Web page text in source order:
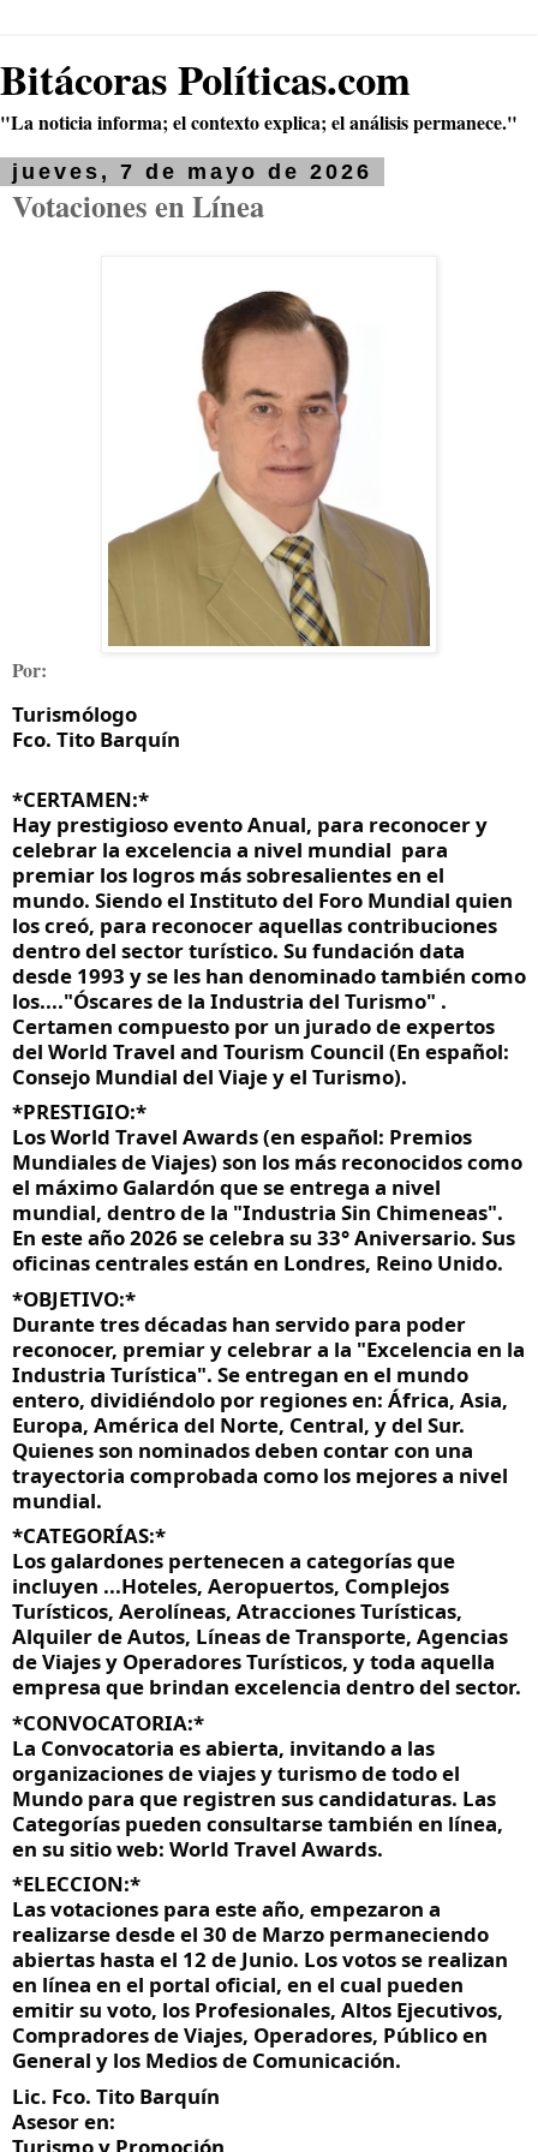
Bitácoras Políticas.com
"La noticia informa; el contexto explica; el análisis permanece."
jueves, 7 de mayo de 2026
Votaciones en Línea
Por:
Turismólogo
Fco. Tito Barquín
*CERTAMEN:*
Hay prestigioso evento Anual, para reconocer y
celebrar la excelencia a nivel mundial  para
premiar los logros más sobresalientes en el
mundo. Siendo el Instituto del Foro Mundial quien
los creó, para reconocer aquellas contribuciones
dentro del sector turístico. Su fundación data
desde 1993 y se les han denominado también como
los...."Óscares de la Industria del Turismo" .
Certamen compuesto por un jurado de expertos
del World Travel and Tourism Council (En español:
Consejo Mundial del Viaje y el Turismo).
*PRESTIGIO:*
Los World Travel Awards (en español: Premios
Mundiales de Viajes) son los más reconocidos como
el máximo Galardón que se entrega a nivel
mundial, dentro de la "Industria Sin Chimeneas".
En este año 2026 se celebra su 33° Aniversario. Sus
oficinas centrales están en Londres, Reino Unido.
*OBJETIVO:*
Durante tres décadas han servido para poder
reconocer, premiar y celebrar a la "Excelencia en la
Industria Turística". Se entregan en el mundo
entero, dividiéndolo por regiones en: África, Asia,
Europa, América del Norte, Central, y del Sur.
Quienes son nominados deben contar con una
trayectoria comprobada como los mejores a nivel
mundial.
*CATEGORÍAS:*
Los galardones pertenecen a categorías que
incluyen ...Hoteles, Aeropuertos, Complejos
Turísticos, Aerolíneas, Atracciones Turísticas,
Alquiler de Autos, Líneas de Transporte, Agencias
de Viajes y Operadores Turísticos, y toda aquella
empresa que brindan excelencia dentro del sector.
*CONVOCATORIA:*
La Convocatoria es abierta, invitando a las
organizaciones de viajes y turismo de todo el
Mundo para que registren sus candidaturas. Las
Categorías pueden consultarse también en línea,
en su sitio web: World Travel Awards.
*ELECCION:*
Las votaciones para este año, empezaron a
realizarse desde el 30 de Marzo permaneciendo
abiertas hasta el 12 de Junio. Los votos se realizan
en línea en el portal oficial, en el cual pueden
emitir su voto, los Profesionales, Altos Ejecutivos,
Compradores de Viajes, Operadores, Público en
General y los Medios de Comunicación.
Lic. Fco. Tito Barquín
Asesor en:
Turismo y Promoción